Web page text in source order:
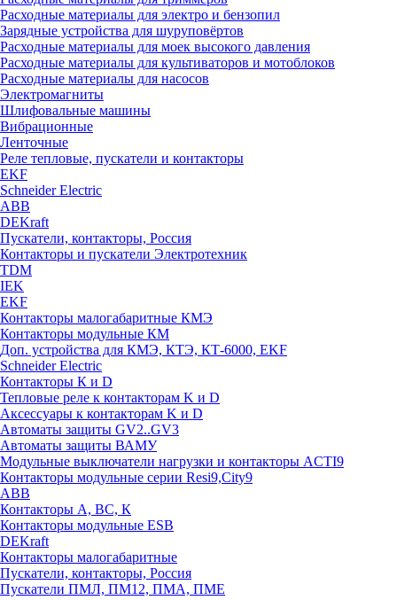
Расходные материалы для электро и бензопил
Зарядные устройства для шуруповёртов
Расходные материалы для моек высокого давления
Расходные материалы для культиваторов и мотоблоков
Расходные материалы для насосов
Электромагниты
Шлифовальные машины
Вибрационные
Ленточные
Реле тепловые, пускатели и контакторы
EKF
Schneider Electric
ABB
DEKraft
Пускатели, контакторы, Россия
Контакторы и пускатели Электротехник
TDM
IEK
EKF
Контакторы малогабаритные КМЭ
Контакторы модульные КМ
Доп. устройства для КМЭ, КТЭ, КТ-6000, EKF
Schneider Electric
Контакторы К и D
Тепловые реле к контакторам K и D
Аксессуары к контакторам K и D
Автоматы защиты GV2..GV3
Автоматы защиты ВАМУ
Модульные выключатели нагрузки и контакторы ACTI9
Контакторы модульные серии Resi9,City9
ABB
Контакторы А, ВС, К
Контакторы модульные ESB
DEKraft
Контакторы малогабаритные
Пускатели, контакторы, Россия
Пускатели ПМЛ, ПМ12, ПМА, ПМЕ